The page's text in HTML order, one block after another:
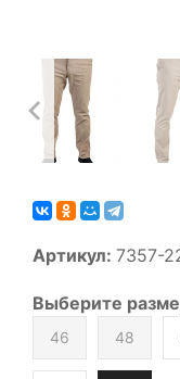
Артикул: 7357-
Выберите
46 48